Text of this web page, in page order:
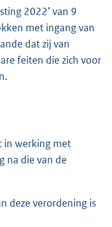
2022’ van 9
met ingang van
dat zij van
feiten die zich voor
in werking met
na die van de
deze verordening is